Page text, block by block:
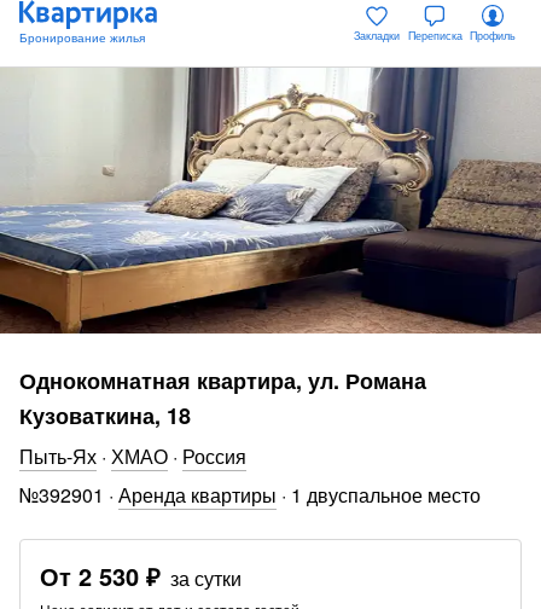
Закладки Переписка Профиль
Однокомнатная квартира, ул. Романа
Кузоваткина, 18
Пыть-Ях · ХМАО · Россия
№392901 · Аренда квартиры · 1 двуспальное место
От 2 530 ₽ за сутки